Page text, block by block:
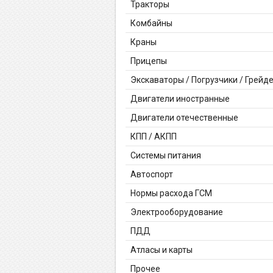
Тракторы
Комбайны
Краны
Прицепы
Экскаваторы / Погрузчики /
Двигатели иностранные
Двигатели отечественные
КПП / АКПП
Системы питания
Автоспорт
Нормы расхода ГСМ
Электрооборудование
ПДД
Атласы и карты
Прочее